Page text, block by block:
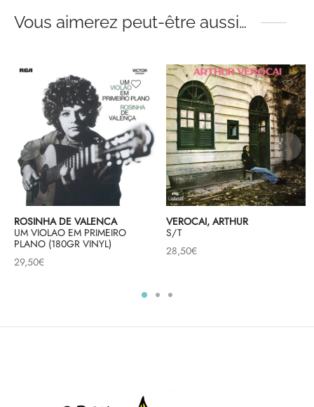
Vous aimerez peut-être aussi…
ROSINHA DE VALENCA
UM VIOLAO EM PRIMEIRO
PLANO (180GR VINYL)
29,50€
VEROCAI, ARTHUR
S/T
28,50€